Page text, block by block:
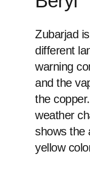
Zubarjad
different
warning
and the
the
weather
shows the
yellow